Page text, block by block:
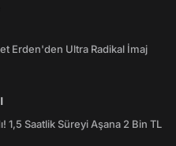
Erden'den Ultra Radikal İmaj
Saatlik Süreyi Aşana 2 Bin TL